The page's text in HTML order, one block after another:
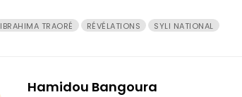
IBRAHIMA TRAORÉ RÉVÉLATIONS SYLI NATIONAL
Hamidou Bangoura